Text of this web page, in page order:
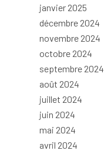
janvier 2025
décembre 2024
novembre 2024
octobre 2024
septembre 2024
août 2024
juillet 2024
juin 2024
mai 2024
avril 2024